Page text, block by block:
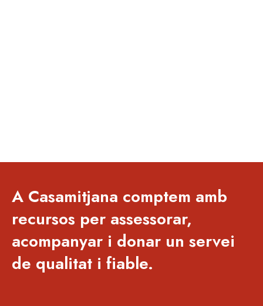
A Casamitjana comptem amb
recursos per assessorar,
acompanyar i donar un servei
de qualitat i fiable.